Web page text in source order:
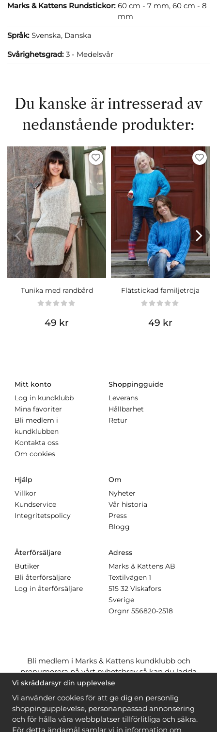
Marks & Kattens Rundstickor: 60 cm - 7 mm, 60 cm - 8
mm
Språk: Svenska, Danska
Svårighetsgrad: 3 - Medelsvår
Du kanske är intresserad av
nedanstående produkter:
Tunika med randbård
49 kr
Flätstickad familjetröja
49 kr
Mitt konto
Log in kundklubb
Mina favoriter
Bli medlem i
kundklubben
Kontakta oss
Om cookies
Shoppingguide
Leverans
Hållbarhet
Retur
Hjälp
Villkor
Kundservice
Integritetspolicy
Om
Nyheter
Vår historia
Press
Blogg
Återförsäljare
Butiker
Bli återförsäljare
Log in återförsäljare
Adress
Marks & Kattens AB
Textilvägen 1
515 32 Viskafors
Sverige
Orgnr 556820-2518
Bli medlem i Marks & Kattens kundklubb och
prenumerera på vårt nyhetsbrev så kan du ladda
ner många mönstergratisoch få många
när du handlar garn till mönstret. Du ser vilka som
är
gratis när du är inloggad
Bli medlem
Vi skräddarsyr din upplevelse
Vi använder cookies för att ge dig en personlig
shoppingupplevelse, personanpassad annonsering
och för hålla våra webbplatser tillförlitliga och säkra.
För detta ändamål samlar vi in information om